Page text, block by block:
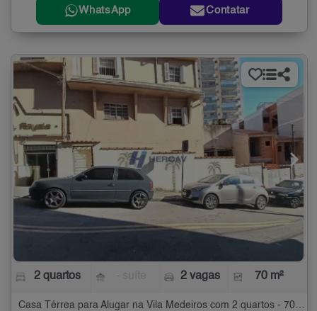
WhatsApp Contatar
2 quartos 2 vagas 70 m²
Casa Térrea para Alugar na Vila Medeiros com 2 quartos - 70 m²